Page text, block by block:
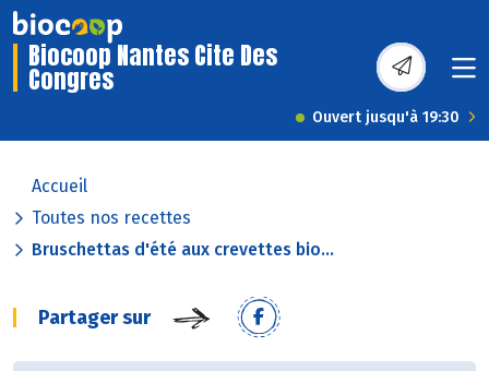
Biocoop Nantes Cite Des
Congres
Ouvert jusqu'à 19:30
Accueil
Toutes nos recettes
Bruschettas d'été aux crevettes bio...
Partager sur